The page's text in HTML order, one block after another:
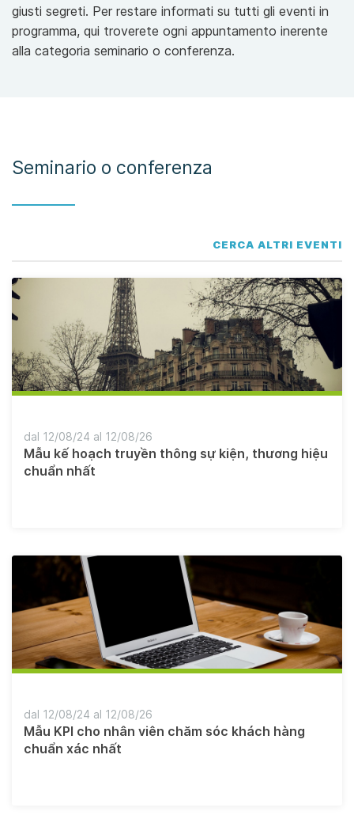
giusti segreti. Per restare informati su tutti gli eventi in
programma, qui troverete ogni appuntamento inerente
alla categoria seminario o conferenza.
Seminario o conferenza
CERCA ALTRI EVENTI
Mẫu kế hoạch truyền thông sự kiện, thương hiệu
chuẩn nhất
dal 12/08/24 al 12/08/26
Mẫu KPI cho nhân viên chăm sóc khách hàng
chuẩn xác nhất
dal 12/08/24 al 12/08/26